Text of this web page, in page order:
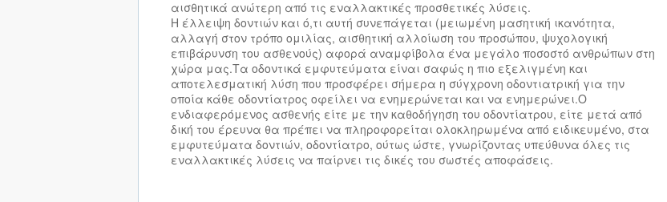
αισθητικά ανώτερη από τις εναλλακτικές προσθετικές λύσεις.
Η έλλειψη δοντιών και ό,τι αυτή συνεπάγεται (μειωμένη μασητική ικανότητα,
αλλαγή στον τρόπο ομιλίας, αισθητική αλλοίωση του προσώπου, ψυχολογική
επιβάρυνση του ασθενούς) αφορά αναμφίβολα ένα μεγάλο ποσοστό ανθρώπων στη
χώρα μας.Τα οδοντικά εμφυτεύματα είναι σαφώς η πιο εξελιγμένη και
αποτελεσματική λύση που προσφέρει σήμερα η σύγχρονη οδοντιατρική για την
οποία κάθε οδοντίατρος οφείλει να ενημερώνεται και να ενημερώνει.Ο
ενδιαφερόμενος ασθενής είτε με την καθοδήγηση του οδοντίατρου, είτε μετά από
δική του έρευνα θα πρέπει να πληροφορείται ολοκληρωμένα από ειδικευμένο, στα
εμφυτεύματα δοντιών, οδοντίατρο, ούτως ώστε, γνωρίζοντας υπεύθυνα όλες τις
εναλλακτικές λύσεις να παίρνει τις δικές του σωστές αποφάσεις.